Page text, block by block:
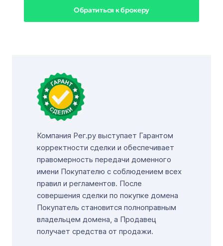
Обратиться к брокеру
Компания Рег.ру выступает Гарантом
корректности сделки и обеспечивает
правомерность передачи доменного
имени Покупателю с соблюдением всех
правил и регламентов. После
совершения сделки по покупке домена
Покупатель становится полноправным
владельцем домена, а Продавец
получает средства от продажи.